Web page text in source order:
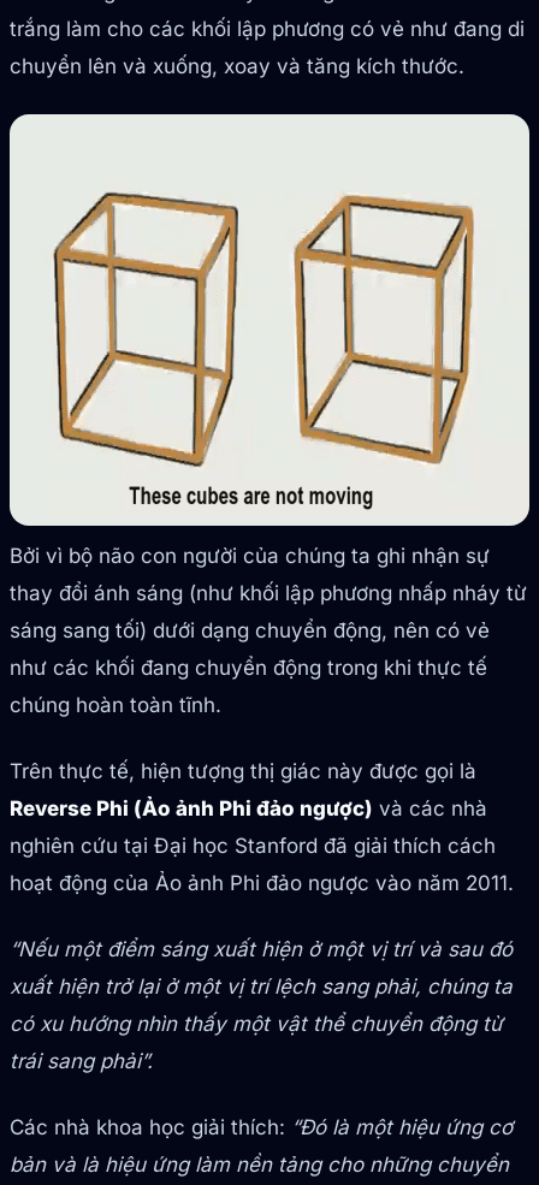
trắng làm cho các khối lập phương có vẻ như đang di
chuyển lên và xuống, xoay và tăng kích thước.
Bởi vì bộ não con người của chúng ta ghi nhận sự
thay đổi ánh sáng (như khối lập phương nhấp nháy từ
sáng sang tối) dưới dạng chuyển động, nên có vẻ
như các khối đang chuyển động trong khi thực tế
chúng hoàn toàn tĩnh.
Trên thực tế, hiện tượng thị giác này được gọi là
Reverse Phi (Ảo ảnh Phi đảo ngược) và các nhà
nghiên cứu tại Đại học Stanford đã giải thích cách
hoạt động của Ảo ảnh Phi đảo ngược vào năm 2011.
“Nếu một điểm sáng xuất hiện ở một vị trí và sau đó
xuất hiện trở lại ở một vị trí lệch sang phải, chúng ta
có xu hướng nhìn thấy một vật thể chuyển động từ
trái sang phải”.
Các nhà khoa học giải thích: “Đó là một hiệu ứng cơ
bản và là hiệu ứng làm nền tảng cho những chuyển